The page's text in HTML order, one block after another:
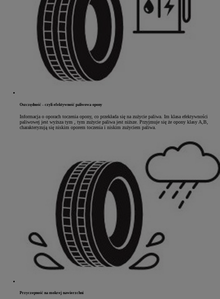
Oszczędność - czyli efektywność paliwowa opony
Informacja o oporach toczenia opony, co przekłada się na zużycie paliwa. Im klasa efektywności
paliwowej jest wyższa tym , tym zużycie paliwa jest niższe. Przyjmuje się że opony klasy A,B,
charakteryzują się niskim oporem toczenia i niskim zużyciem paliwa.
Przyczepność na mokrej nawierzchni